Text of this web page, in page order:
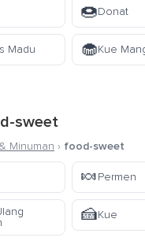
🍩Donat
Madu 🧁Kue
sweet
Minuman › food-sweet
🍬Permen
🍰Kue